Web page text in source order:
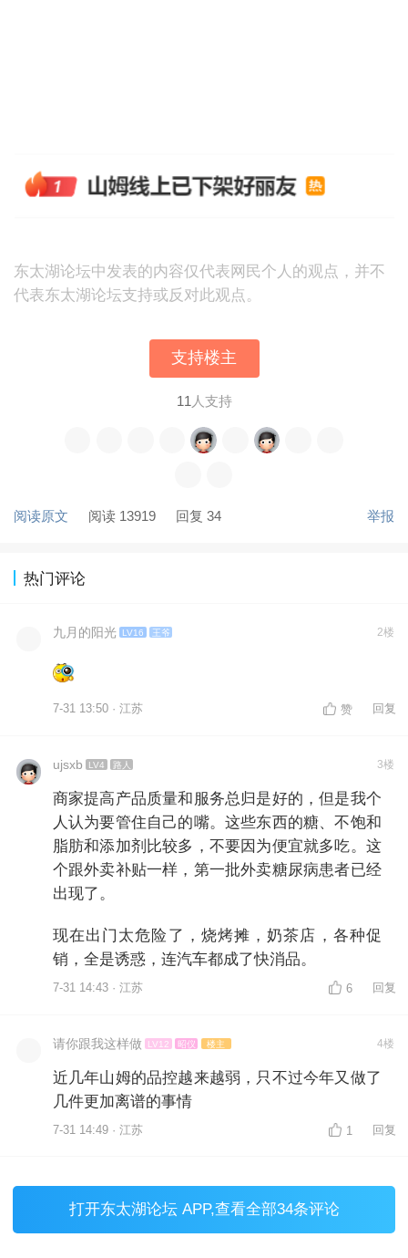
东太湖论坛中发表的内容仅代表网民个人的观点，并不
代表东太湖论坛支持或反对此观点。
支持楼主
11人支持
阅读原文 阅读 13919 回复 34 举报
热门评论
九月的阳光 LV16 王爷 2楼
7-31 13:50 · 江苏 赞 回复
ujsxb LV4 路人 3楼
商家提高产品质量和服务总归是好的，但是我个
人认为要管住自己的嘴。这些东西的糖、不饱和
脂肪和添加剂比较多，不要因为便宜就多吃。这
个跟外卖补贴一样，第一批外卖糖尿病患者已经
出现了。
现在出门太危险了，烧烤摊，奶茶店，各种促
销，全是诱惑，连汽车都成了快消品。
7-31 14:43 · 江苏 6 回复
请你跟我这样做 LV12 昭仪 楼主 4楼
近几年山姆的品控越来越弱，只不过今年又做了
几件更加离谱的事情
7-31 14:49 · 江苏 1 回复
打开东太湖论坛 APP,查看全部34条评论